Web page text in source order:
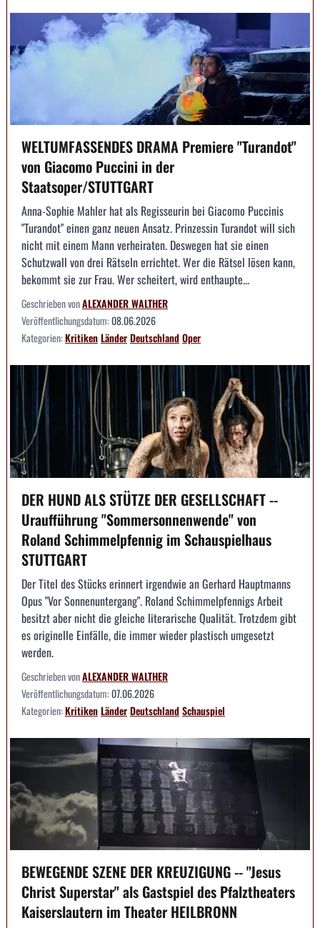
WELTUMFASSENDES DRAMA Premiere "Turandot"
von Giacomo Puccini in der
Staatsoper/STUTTGART
Anna-Sophie Mahler hat als Regisseurin bei Giacomo Puccinis
"Turandot" einen ganz neuen Ansatz. Prinzessin Turandot will sich
nicht mit einem Mann verheiraten. Deswegen hat sie einen
Schutzwall von drei Rätseln errichtet. Wer die Rätsel lösen kann,
bekommt sie zur Frau. Wer scheitert, wird enthaupte...
Geschrieben vonALEXANDER WALTHER
Veröffentlichungsdatum:08.06.2026
Kategorien:KritikenLänderDeutschlandOper
DER HUND ALS STÜTZE DER GESELLSCHAFT --
Uraufführung "Sommersonnenwende" von
Roland Schimmelpfennig im Schauspielhaus
STUTTGART
Der Titel des Stücks erinnert irgendwie an Gerhard Hauptmanns
Opus "Vor Sonnenuntergang". Roland Schimmelpfennigs Arbeit
besitzt aber nicht die gleiche literarische Qualität. Trotzdem gibt
es originelle Einfälle, die immer wieder plastisch umgesetzt
werden.
Geschrieben vonALEXANDER WALTHER
Veröffentlichungsdatum:07.06.2026
Kategorien:KritikenLänderDeutschlandSchauspiel
BEWEGENDE SZENE DER KREUZIGUNG -- "Jesus
Christ Superstar" als Gastspiel des Pfalztheaters
Kaiserslautern im Theater HEILBRONN